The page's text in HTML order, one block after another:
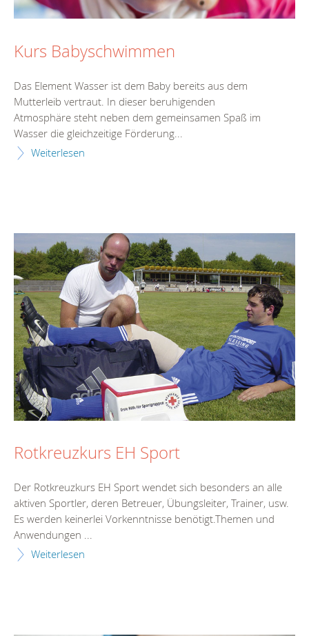
Kurs Babyschwimmen
Das Element Wasser ist dem Baby bereits aus dem
Mutterleib vertraut. In dieser beruhigenden
Atmosphäre steht neben dem gemeinsamen Spaß im
Wasser die gleichzeitige Förderung...
Weiterlesen
Rotkreuzkurs EH Sport
Der Rotkreuzkurs EH Sport wendet sich besonders an alle
aktiven Sportler, deren Betreuer, Übungsleiter, Trainer, usw.
Es werden keinerlei Vorkenntnisse benötigt.Themen und
Anwendungen ...
Weiterlesen